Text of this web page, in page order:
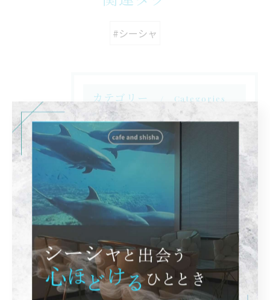
#シーシャ
カテゴリー Categories
全てのカテゴリー
バー
カフェ
デート
飲み放題
最近の投稿 Recent Posts